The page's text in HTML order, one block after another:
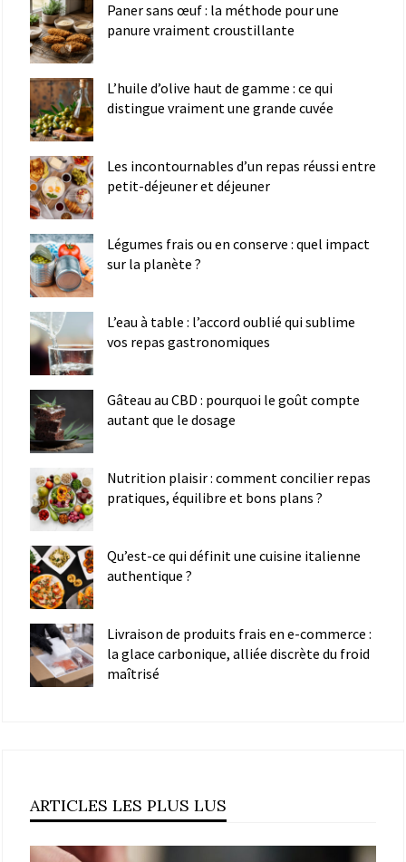
Paner sans œuf : la méthode pour une
panure vraiment croustillante
L’huile d’olive haut de gamme : ce qui
distingue vraiment une grande cuvée
Les incontournables d’un repas réussi entre
petit-déjeuner et déjeuner
Légumes frais ou en conserve : quel impact
sur la planète ?
L’eau à table : l’accord oublié qui sublime
vos repas gastronomiques
Gâteau au CBD : pourquoi le goût compte
autant que le dosage
Nutrition plaisir : comment concilier repas
pratiques, équilibre et bons plans ?
Qu’est-ce qui définit une cuisine italienne
authentique ?
Livraison de produits frais en e-commerce :
la glace carbonique, alliée discrète du froid
maîtrisé
ARTICLES LES PLUS LUS